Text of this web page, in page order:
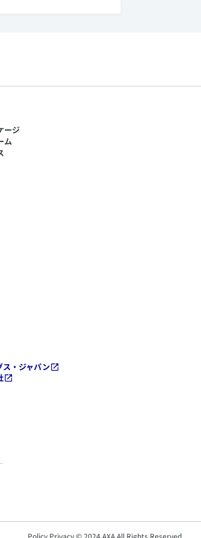
ージ
ム
ス・ジャパン
Policy Privacy © 2024 AXA All Rights Reserved